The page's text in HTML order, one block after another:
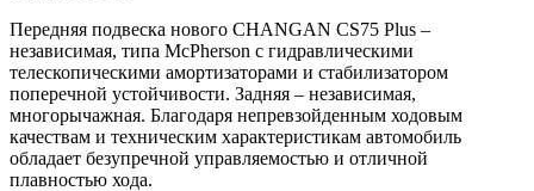
Передняя подвеска нового CHANGAN CS75 Plus –
независимая, типа McPherson с гидравлическими
телескопическими амортизаторами и стабилизатором
поперечной устойчивости. Задняя – независимая,
многорычажная. Благодаря непревзойденным ходовым
качествам и техническим характеристикам автомобиль
обладает безупречной управляемостью и отличной
плавностью хода.